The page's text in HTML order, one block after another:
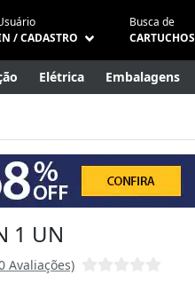
/ CADASTRO
Busca de
CARTUCHOS
Elétrica Embalagens
1 UN
Avaliações)